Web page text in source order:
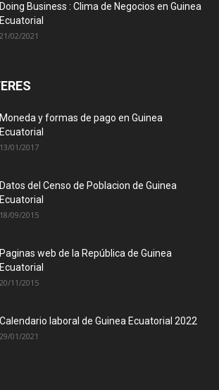
Doing Business : Clima de Negocios en Guinea
Ecuatorial
21/02/2021
Moneda y formas de pago en Guinea
Ecuatorial
13/01/2017
Datos del Censo de Poblacion de Guinea
Ecuatorial
18/09/2015
Paginas web de la República de Guinea
Ecuatorial
20/11/2015
Calendario laboral de Guinea Ecuatorial 2022
29/01/2021